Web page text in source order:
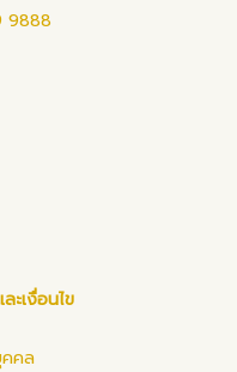
9888
ะเงื่อนไข
คคล